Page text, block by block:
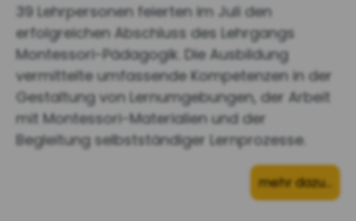
39 Lehrpersonen feierten im Juli den
erfolgreichen Abschluss des Lehrgangs
Montessori-Pädagogik. Die Ausbildung
vermittelte umfassende Kompetenzen in der
Gestaltung von Lernumgebungen, der Arbeit
mit Montessori-Materialien und der
Begleitung selbstständiger Lernprozesse.
mehr dazu…